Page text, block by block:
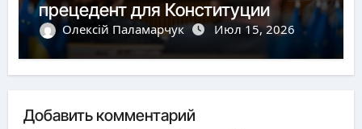
прецедент для Конституции
Олексій Паламарчук Июл 15, 2026
Добавить комментарий